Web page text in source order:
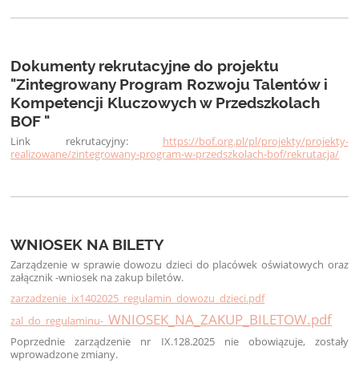
Dokumenty rekrutacyjne do projektu
"Zintegrowany Program Rozwoju Talentów i
Kompetencji Kluczowych w Przedszkolach
BOF "
Link rekrutacyjny: https://bof.org.pl/pl/projekty/projekty-
realizowane/zintegrowany-program-w-przedszkolach-bof/rekrutacja/
WNIOSEK NA BILETY
Zarządzenie w sprawie dowozu dzieci do placówek oświatowych oraz
załącznik -wniosek na zakup biletów.
zarzadzenie_ix1402025_regulamin_dowozu_dzieci.pdf
zal_do_regulaminu-_WNIOSEK_NA_ZAKUP_BILETOW.pdf
Poprzednie zarządzenie nr IX.128.2025 nie obowiązuje, zostały
wprowadzone zmiany.